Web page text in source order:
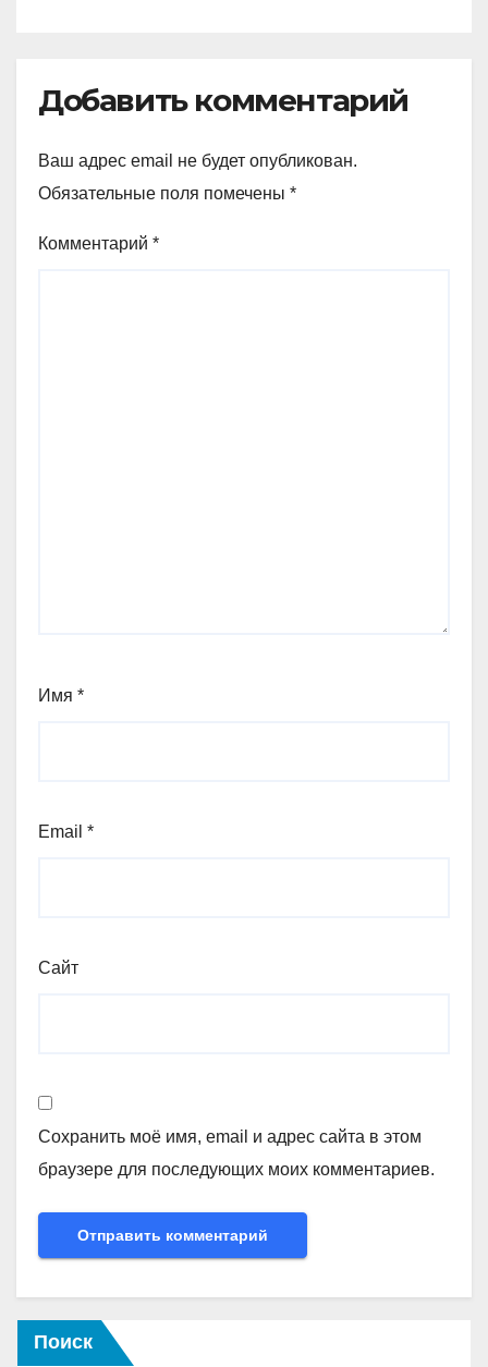
Добавить комментарий
Ваш адрес email не будет опубликован.
Обязательные поля помечены *
Комментарий *
Имя *
Email *
Сайт
Сохранить моё имя, email и адрес сайта в этом
браузере для последующих моих комментариев.
Поиск